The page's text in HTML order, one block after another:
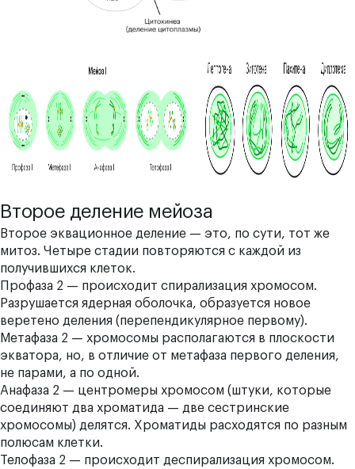
Второе деление мейоза
Второе эквационное деление — это, по сути, тот же
митоз. Четыре стадии повторяются с каждой из
получившихся клеток.
П рофаза 2 — происходит спирализация хромосом.
Разрушается ядерная оболочка, образуется новое
веретено деления (перепендикулярное первому).
Метафаза 2 — хромосомы располагаются в плоскости
экватора, но, в отличие от метафаза первого деления,
не парами, а по одной.
Анафаза 2 — центромеры хромосом (штуки, которые
соединяют два хроматида — две сестринские
хромосомы) делятся. Хроматиды расходятся по разным
полюсам клетки.
Телофаза 2 — происходит деспирализация хромосом.